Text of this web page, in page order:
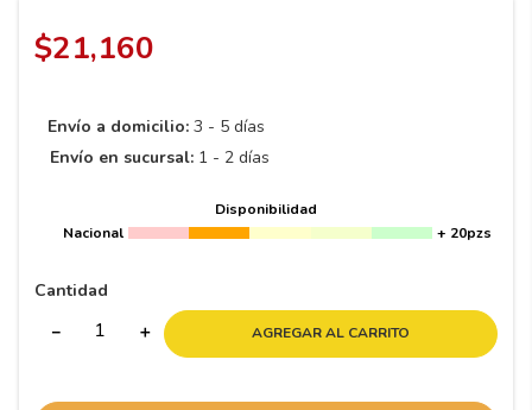
$21,160
Envío a domicilio: 3 - 5 días
Envío en sucursal: 1 - 2 días
Disponibilidad
Nacional
+ 20pzs
Cantidad
＋
－ AGREGAR AL CARRITO